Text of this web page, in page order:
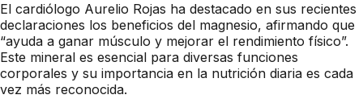
El cardiólogo Aurelio Rojas ha destacado en sus recientes
declaraciones los beneficios del magnesio, afirmando que
“ayuda a ganar músculo y mejorar el rendimiento físico”.
Este mineral es esencial para diversas funciones
corporales y su importancia en la nutrición diaria es cada
vez más reconocida.